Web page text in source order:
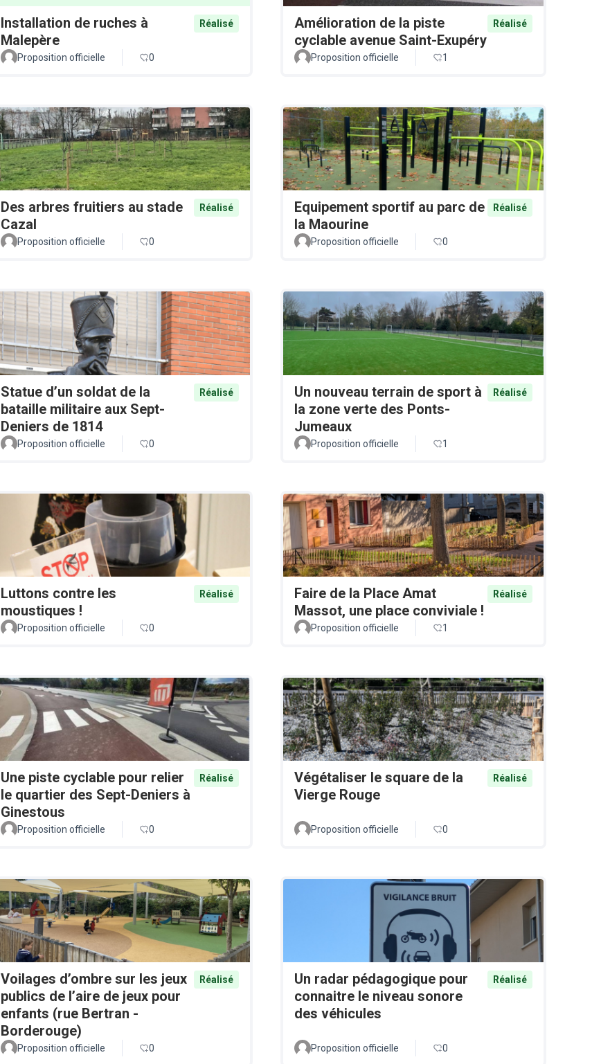
Installation de ruches à
Malepère
Réalisé
Proposition officielle 0
Amélioration de la piste
cyclable avenue Saint-Exupéry
Réalisé
Proposition officielle 1
Des arbres fruitiers au stade
Cazal
Réalisé
Proposition officielle 0
Equipement sportif au parc de
la Maourine
Réalisé
Proposition officielle 0
Statue d’un soldat de la
bataille militaire aux Sept-
Deniers de 1814
Réalisé
Proposition officielle 0
Un nouveau terrain de sport à
la zone verte des Ponts-
Jumeaux
Réalisé
Proposition officielle 1
Luttons contre les
moustiques !
Réalisé
Proposition officielle 0
Faire de la Place Amat
Massot, une place conviviale !
Réalisé
Proposition officielle 1
Une piste cyclable pour relier
le quartier des Sept-Deniers à
Ginestous
Réalisé
Proposition officielle 0
Végétaliser le square de la
Vierge Rouge
Réalisé
Proposition officielle 0
Voilages d’ombre sur les jeux
publics de l’aire de jeux pour
enfants (rue Bertran -
Borderouge)
Réalisé
Proposition officielle 0
Un radar pédagogique pour
connaitre le niveau sonore
des véhicules
Réalisé
Proposition officielle 0